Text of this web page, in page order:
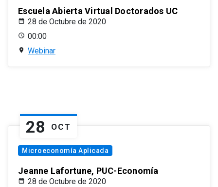
Escuela Abierta Virtual Doctorados UC
28 de Octubre de 2020
00:00
Webinar
28 OCT
Microeconomía Aplicada
Jeanne Lafortune, PUC-Economía
28 de Octubre de 2020